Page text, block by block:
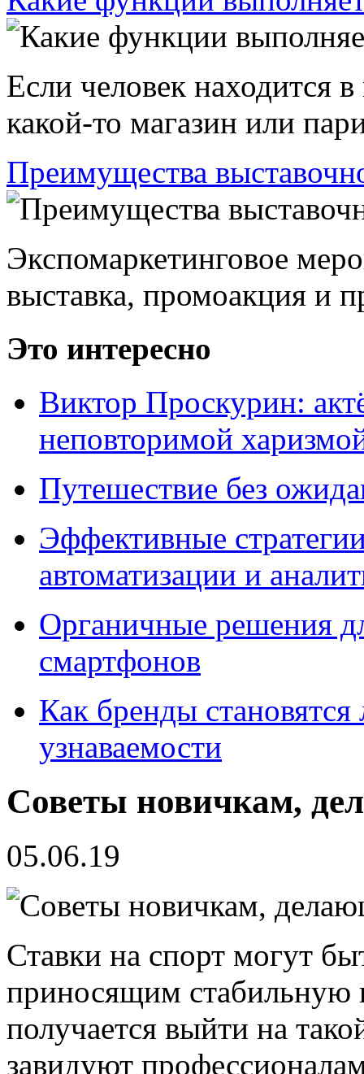
Если человек находится
какой-то магазин или
Преимущества
Экспомаркетинговое
выставка, промоакция и
Это интересно
Виктор Проскурин:
неповторимой
Путешествие без
Эффективные
автоматизации и
Органичные решения
смартфонов
Как бренды
узнаваемости
Советы новичкам,
05.06.19
Ставки на спорт могут
приносящим стабильную
получается выйти на
завидуют